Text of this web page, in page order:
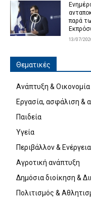
παρά
13/07/
Θεματικές
Ανάπτυξη & Οικονομία
Εργασία, ασφάλιση &
Παιδεία
Υγεία
Περιβάλλον & Ενέργεια
Αγροτική ανάπτυξη
Δημόσια διοίκηση &
Πολιτισμός &